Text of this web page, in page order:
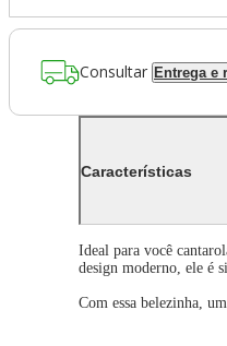
Consultar Entrega e
Características
Ideal para você
design moderno, ele é
Com essa belezinha,